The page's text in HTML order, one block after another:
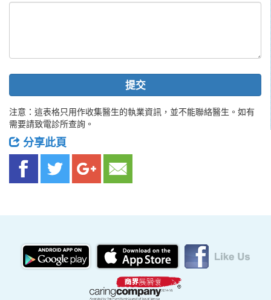
提交
注意：這表格只用作收集醫生的執業資訊，並不能聯絡醫生。如有
需要請致電診所查詢。
分享此頁